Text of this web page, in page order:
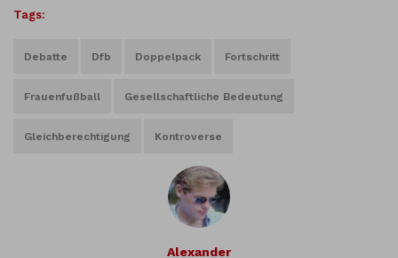
Tags:
Debatte Dfb Doppelpack Fortschritt
Frauenfußball Gesellschaftliche Bedeutung
Gleichberechtigung Kontroverse
Alexander